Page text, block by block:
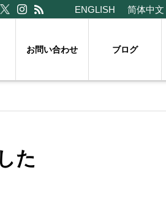
ENGLISH 简体中文
お問い合わせ ブログ
た